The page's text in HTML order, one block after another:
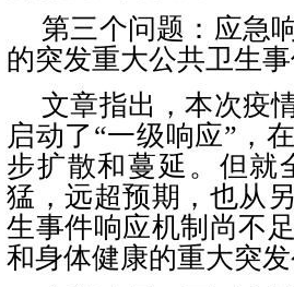
第三个问题：应急
的突发重大公共卫生
文章指出，本次疫
启动了 “一级响应”，
步扩散和蔓延。但就
猛，远超预期，也从
生事件响应机制尚不
和身体健康的重大突